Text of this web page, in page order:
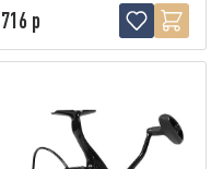
716 р